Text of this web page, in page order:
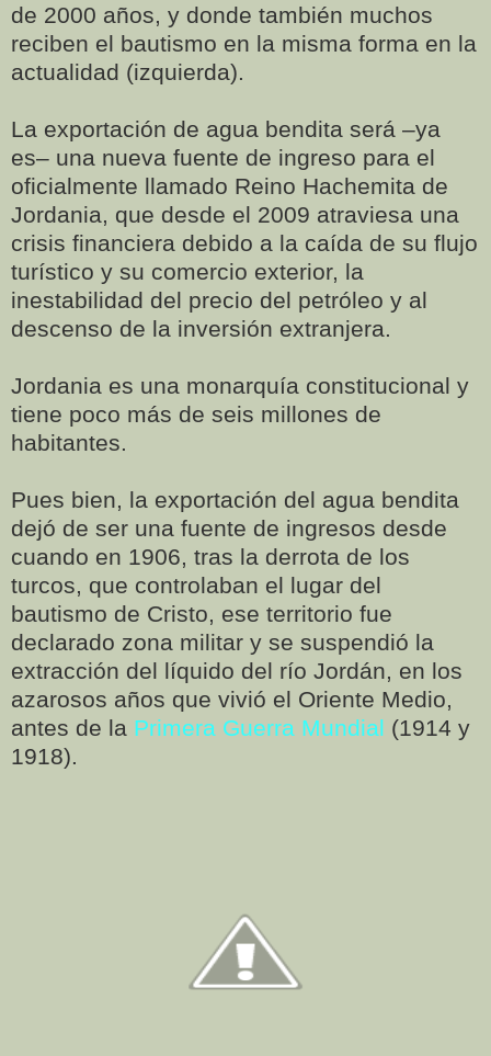
de 2000 años, y donde también muchos
reciben el bautismo en la misma forma en la
actualidad (izquierda).
La exportación de agua bendita será –ya
es– una nueva fuente de ingreso para el
oficialmente llamado Reino Hachemita de
Jordania, que desde el 2009 atraviesa una
crisis financiera debido a la caída de su flujo
turístico y su comercio exterior, la
inestabilidad del precio del petróleo y al
descenso de la inversión extranjera.
Jordania es una monarquía constitucional y
tiene poco más de seis millones de
habitantes.
Pues bien, la exportación del agua bendita
dejó de ser una fuente de ingresos desde
cuando en 1906, tras la derrota de los
turcos, que controlaban el lugar del
bautismo de Cristo, ese territorio fue
declarado zona militar y se suspendió la
extracción del líquido del río Jordán, en los
azarosos años que vivió el Oriente Medio,
antes de la Primera Guerra Mundial (1914 y
1918).